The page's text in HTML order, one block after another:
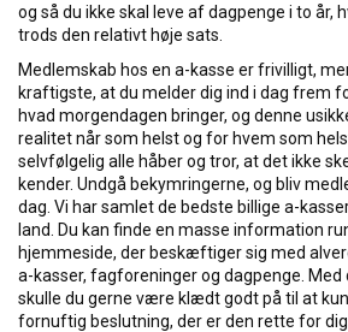
og så du ikke skal leve af dagpenge i to år,
trods den relativt høje sats.
Medlemskab hos en a-kasse er frivilligt,
kraftigste, at du melder dig ind i dag frem
hvad morgendagen bringer, og denne
realitet når som helst og for hvem som
selvfølgelig alle håber og tror, at det ikke
kender. Undgå bekymringerne, og bliv
dag. Vi har samlet de bedste billige a-
land. Du kan finde en masse information
hjemmeside, der beskæftiger sig med
a-kasser, fagforeninger og dagpenge. Med
skulle du gerne være klædt godt på til at
fornuftig beslutning, der er den rette for